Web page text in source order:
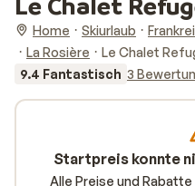
Home Skiurlaub
La Rosière
Le Chalet
9.4 Fantastisch 3
Startpreis konnte
Alle Preise und